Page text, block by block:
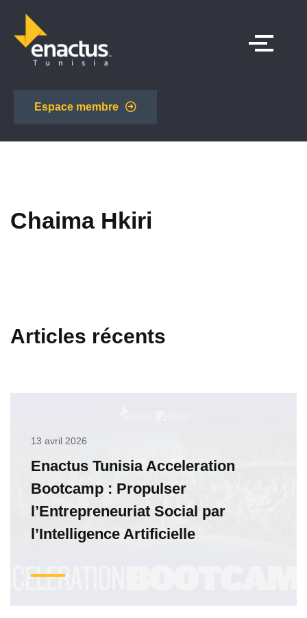
Espace membre
Chaima Hkiri
Articles récents
13 avril 2026
Enactus Tunisia Acceleration
Bootcamp : Propulser
l’Entrepreneuriat Social par
l’Intelligence Artificielle